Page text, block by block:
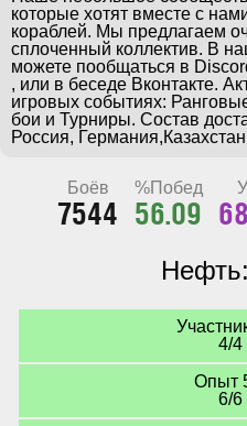
которые хотят вместе с
кораблей. Мы предлагаем
сплоченный коллектив. В
можете пообщаться в
, или в беседе Вконтакте.
игровых событиях:
бои и Турниры. Состав
Россия,
Боёв
7544
%Побед
56.09
Нефть:
4/4
Опыт
6/6